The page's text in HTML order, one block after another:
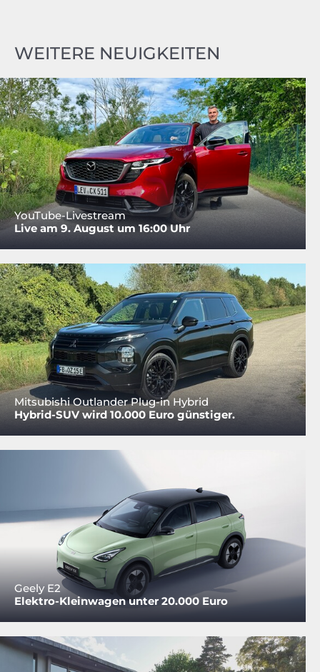
WEITERE NEUIGKEITEN
YouTube-Livestream
Live am 9. August um 16:00 Uhr
Mitsubishi Outlander Plug-in Hybrid
Hybrid-SUV wird 10.000 Euro günstiger.
Geely E2
Elektro-Kleinwagen unter 20.000 Euro